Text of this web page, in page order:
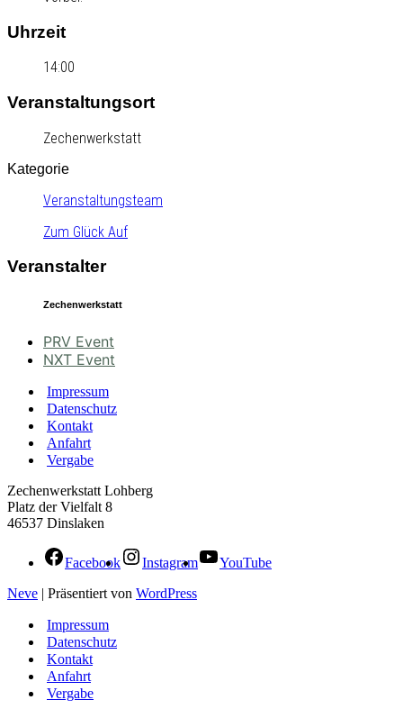
Uhrzeit
14:00
Veranstaltungsort
Zechenwerkstatt
Kategorie
Veranstaltungsteam
Zum Glück Auf
Veranstalter
Zechenwerkstatt
PRV Event
NXT Event
Impressum
Datenschutz
Kontakt
Anfahrt
Vergabe
Zechenwerkstatt Lohberg
Platz der Vielfalt 8
46537 Dinslaken
Facebook Instagram
YouTube
Neve | Präsentiert von WordPress
Impressum
Datenschutz
Kontakt
Anfahrt
Vergabe